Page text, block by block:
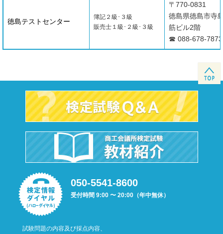
徳島テストセンター
簿記２級･３級
販売士１級･２級･３級
〒770-0831
徳島県徳島市寺
筋ビル2階
☎ 088-678-7873
050-5541-8600
受付時間 9:00 〜 20:00（年中無休）
試験問題の内容及び採点内容、